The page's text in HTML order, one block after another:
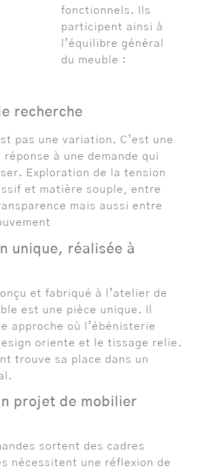
fonctionnels. Ils
participent ainsi à
l’équilibre général
du meuble :
recherche
pas une variation. C’est une
à une demande qui
Exploration de la tension
et matière souple, entre
mais aussi entre
unique, réalisée à
et fabriqué à l’atelier de
est une pièce unique. Il
approche où l’ébénisterie
oriente et le tissage relie.
trouve sa place dans un
projet de mobilier
sortent des cadres
nécessitent une réflexion de